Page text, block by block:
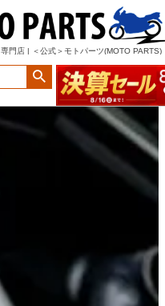
専門店 | ＜公式＞モトパーツ(MOTO PARTS)